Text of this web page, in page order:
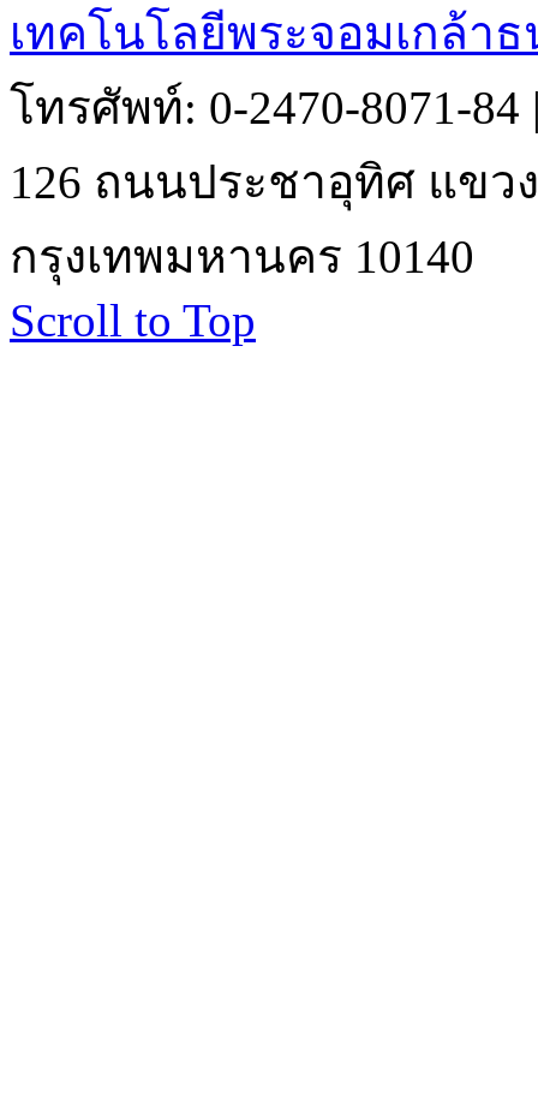
เทคโนโลยีพระจอมเกล้า
โทรศัพท์: 0-2470-8071-84
126 ถนนประชาอุทิศ แขว
กรุงเทพมหานคร 10140
Scroll to Top